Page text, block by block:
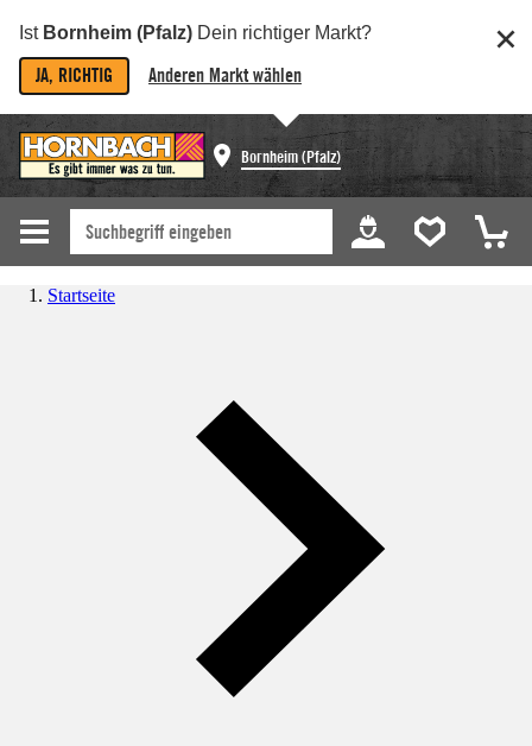
Ist Bornheim (Pfalz) Dein richtiger Markt?
JA, RICHTIG Anderen Markt wählen
Bornheim (Pfalz)
Startseite